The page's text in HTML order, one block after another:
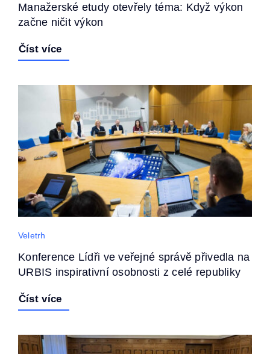
Manažerské etudy otevřely téma: Když výkon
začne ničit výkon
Číst více
Veletrh
Konference Lídři ve veřejné správě přivedla na
URBIS inspirativní osobnosti z celé republiky
Číst více